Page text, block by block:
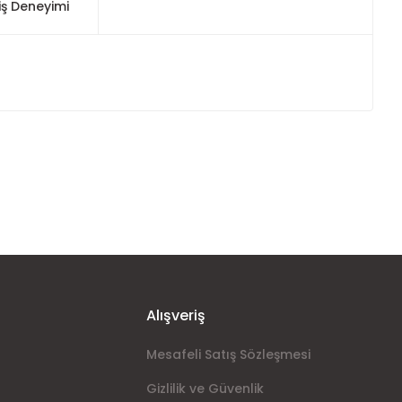
Deneyimi
Alışveriş
Mesafeli Satış Sözleşmesi
Gizlilik ve Güvenlik